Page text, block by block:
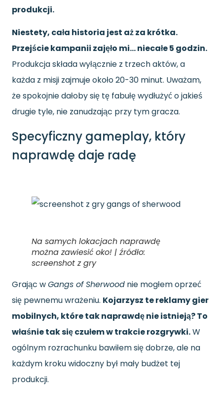
produkcji.
Niestety, cała historia jest aż za krótka.
Przejście kampanii zajęło mi… niecałe 5 godzin.
Produkcja składa wyłącznie z trzech aktów, a
każda z misji zajmuje około 20-30 minut. Uważam,
że spokojnie dałoby się tę fabułę wydłużyć o jakieś
drugie tyle, nie zanudzając przy tym gracza.
Specyficzny gameplay, który
naprawdę daje radę
Na samych lokacjach naprawdę
można zawiesić oko! | źródło:
screenshot z gry
Grając wGangs of Sherwood nie mogłem oprzeć
się pewnemu wrażeniu. Kojarzysz te reklamy gier
mobilnych, które tak naprawdę nie istnieją? To
właśnie tak się czułem w trakcie rozgrywki.W
ogólnym rozrachunku bawiłem się dobrze, ale na
każdym kroku widoczny był mały budżet tej
produkcji.